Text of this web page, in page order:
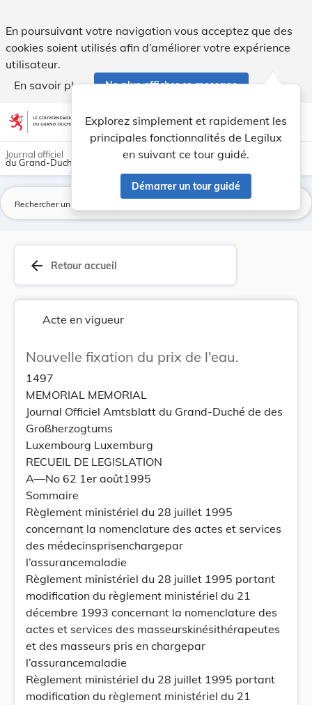
En poursuivant votre navigation vous acceptez que des
cookies soient utilisés afin d’améliorer votre expérience
utilisateur.
En savoir plus
Ne plus afficher ce message
Aller au contenu account_circle help Aide
Explorez simplement et rapidement les
principales fonctionnalités de Legilux
en suivant ce tour guidé.
Démarrer un tour guidé
light_mode dark_mode
Journal officiel
du Grand-Duché de Luxembourg
arrow_back Retour accueil
Acte en vigueur
Nouvelle fixation du prix de l'eau.
1497
MEMORIAL MEMORIAL
Journal Officiel Amtsblatt du Grand-Duché de des
Großherzogtums
Luxembourg Luxemburg
RECUEIL DE LEGISLATION
A—No 62 1er août1995
Sommaire
Règlement ministériel du 28 juillet 1995
concernant la nomenclature des actes et services
des médecinsprisenchargepar
l’assurancemaladie
Règlement ministériel du 28 juillet 1995 portant
modification du règlement ministériel du 21
décembre 1993 concernant la nomenclature des
actes et services des masseurskinésithérapeutes
et des masseurs pris en chargepar
l’assurancemaladie
Règlement ministériel du 28 juillet 1995 portant
modification du règlement ministériel du 21